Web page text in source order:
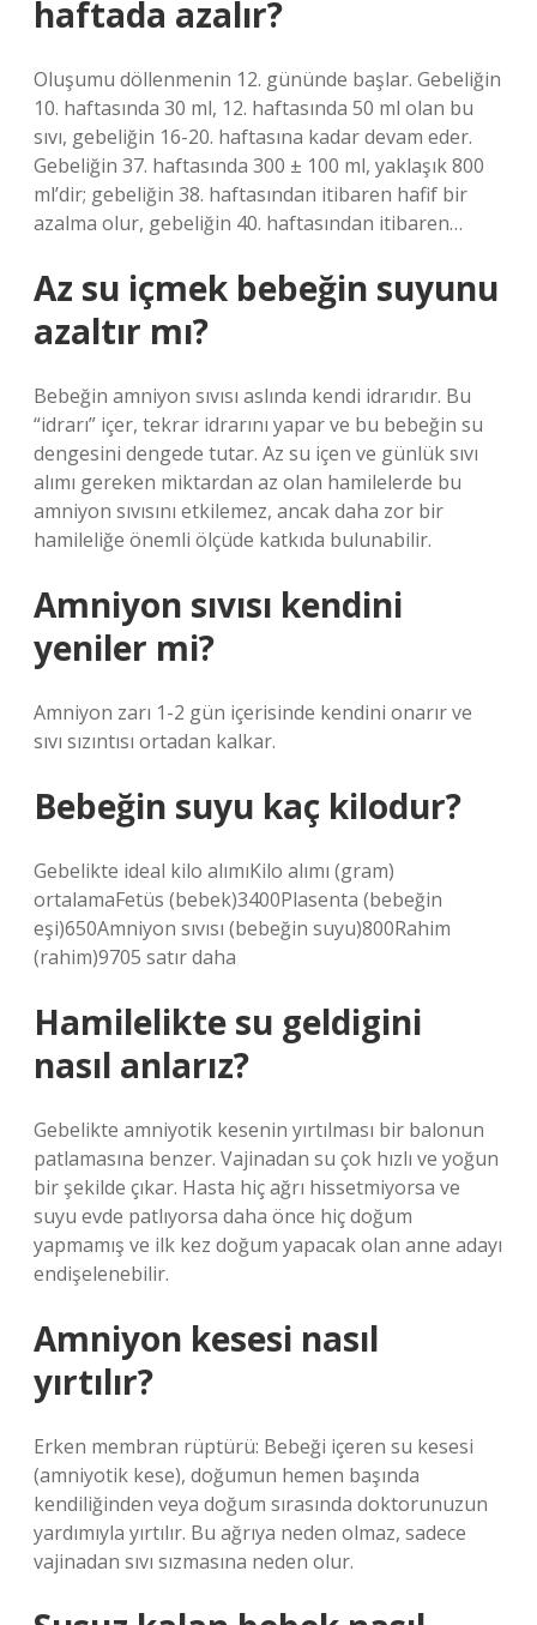
haftada azalır?
Oluşumu döllenmenin 12. gününde başlar. Gebeliğin
10. haftasında 30 ml, 12. haftasında 50 ml olan bu
sıvı, gebeliğin 16-20. haftasına kadar devam eder.
Gebeliğin 37. haftasında 300 ± 100 ml, yaklaşık 800
ml’dir; gebeliğin 38. haftasından itibaren hafif bir
azalma olur, gebeliğin 40. haftasından itibaren…
Az su içmek bebeğin suyunu
azaltır mı?
Bebeğin amniyon sıvısı aslında kendi idrarıdır. Bu
“idrarı” içer, tekrar idrarını yapar ve bu bebeğin su
dengesini dengede tutar. Az su içen ve günlük sıvı
alımı gereken miktardan az olan hamilelerde bu
amniyon sıvısını etkilemez, ancak daha zor bir
hamileliğe önemli ölçüde katkıda bulunabilir.
Amniyon sıvısı kendini
yeniler mi?
Amniyon zarı 1-2 gün içerisinde kendini onarır ve
sıvı sızıntısı ortadan kalkar.
Bebeğin suyu kaç kilodur?
Gebelikte ideal kilo alımıKilo alımı (gram)
ortalamaFetüs (bebek)3400Plasenta (bebeğin
eşi)650Amniyon sıvısı (bebeğin suyu)800Rahim
(rahim)9705 satır daha
Hamilelikte su geldigini
nasıl anlarız?
Gebelikte amniyotik kesenin yırtılması bir balonun
patlamasına benzer. Vajinadan su çok hızlı ve yoğun
bir şekilde çıkar. Hasta hiç ağrı hissetmiyorsa ve
suyu evde patlıyorsa daha önce hiç doğum
yapmamış ve ilk kez doğum yapacak olan anne adayı
endişelenebilir.
Amniyon kesesi nasıl
yırtılır?
Erken membran rüptürü: Bebeği içeren su kesesi
(amniyotik kese), doğumun hemen başında
kendiliğinden veya doğum sırasında doktorunuzun
yardımıyla yırtılır. Bu ağrıya neden olmaz, sadece
vajinadan sıvı sızmasına neden olur.